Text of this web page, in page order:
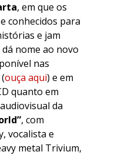
, em que os
conhecidos para
e jam
nome ao novo
nas
ouça aqui) e em
quanto em
da
, com
vocalista e
metal Trivium,